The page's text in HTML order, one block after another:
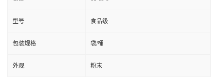
型号 食品级
包装规格 袋/桶
外观 粉末